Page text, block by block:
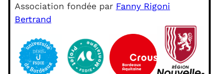
Association fondée par Fanny Rigoni
Bertrand